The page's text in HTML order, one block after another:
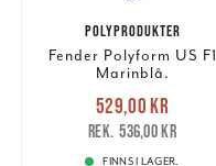
POLYPRODUKTER
Fender Polyform US F1
Marinblå.
Nuvarande pris
529,00 krTidigare pris
536,00 kr
529,00 kr
536,00 kr
FINNS I LAGER.